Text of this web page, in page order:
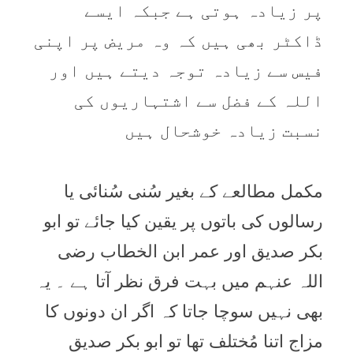
پر زیادہ ہوتی ہے جبکہ ایسے
ڈاکٹر بھی ہیں کہ وہ مریض پر اپنی
فیس سے زیادہ توجہ دیتے ہیں اور
اللہ کے فضل سے اشتہاریوں کی
نسبت زیادہ خوشحال ہیں
مکمل مطالعے کے بغیر سُنی سُنائی یا
رسالوں کی باتوں پر یقین کیا جائے تو ابو
بکر صدیق اور عمر ابن الخطاب رضی
اللہ عنہم میں بہت فرق نظر آتا ہے ۔ یہ
بھی نہیں سوچا جاتا کہ اگر ان دونوں کا
مزاج اتنا مُختلف تھا تو ابو بکر صدیق